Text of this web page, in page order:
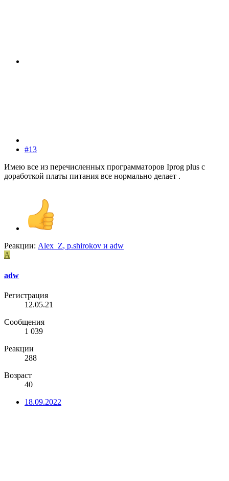
#13
Имею все из перечисленных программаторов Iprog plus с
доработкой платы питания все нормально делает .
Реакции: Alex_Z, p.shirokov и adw
A
adw
Регистрация
12.05.21
Сообщения
1 039
Реакции
288
Возраст
40
18.09.2022